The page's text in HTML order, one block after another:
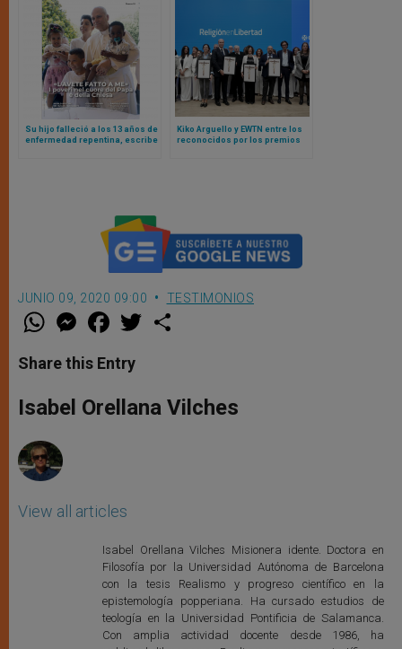
Su hijo falleció a los 13 años de
enfermedad repentina, escribe
Kiko Arguello y EWTN entre los
reconocidos por los premios
JUNIO 09, 2020 09:00 TESTIMONIOS
W
t
s
p
p
M
e
s
e
g
e
F
a
e
b
o
k
w
r
Share this Entry
Isabel Orellana Vilches
View all articles
Isabel Orellana Vilches Misionera idente. Doctora en
Filosofía por la Universidad Autónoma de Barcelona
con la tesis Realismo y progreso científico en la
epistemología popperiana. Ha cursado estudios de
teología en la Universidad Pontificia de Salamanca.
Con amplia actividad docente desde 1986, ha